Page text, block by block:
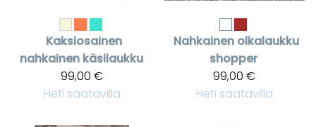
Kaksiosainen
nahkainen käsilaukku
99,00 €
Heti saatavilla
Nahkainen olkalaukku
shopper
99,00 €
Heti saatavilla